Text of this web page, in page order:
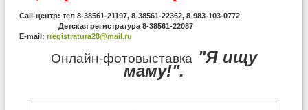
Call-центр: тел 8-38561-21197, 8-38561-22362, 8-983-103-0772
Детская регистратура 8-38561-22087
E-mail: rregistratura28@mail.ru
Онлайн-фотовыставка "Я ищу
маму!".